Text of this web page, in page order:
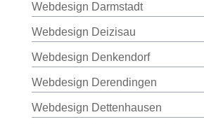
Webdesign Darmstadt
Webdesign Deizisau
Webdesign Denkendorf
Webdesign Derendingen
Webdesign Dettenhausen